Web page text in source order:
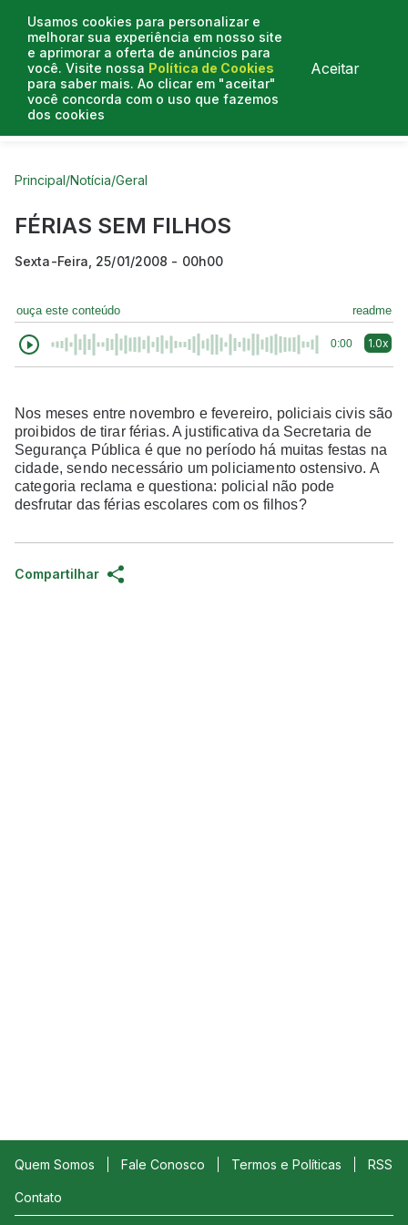
Usamos cookies para personalizar e
melhorar sua experiência em nosso site
e aprimorar a oferta de anúncios para
você. Visite nossa Política de Cookies
para saber mais. Ao clicar em "aceitar"
você concorda com o uso que fazemos
dos cookies
Aceitar
Curtas do Poder
Principal/Notícia/Geral
FÉRIAS SEM FILHOS
Sexta-Feira, 25/01/2008 - 00h00
ouça este conteúdo readme
0:00 1.0x
Nos meses entre novembro e fevereiro, policiais civis são
proibidos de tirar férias. A justificativa da Secretaria de
Segurança Pública é que no período há muitas festas na
cidade, sendo necessário um policiamento ostensivo. A
categoria reclama e questiona: policial não pode
desfrutar das férias escolares com os filhos?
Compartilhar
Quem Somos Fale Conosco Termos e Políticas RSS
Contato